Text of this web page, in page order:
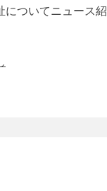
ついてニュース